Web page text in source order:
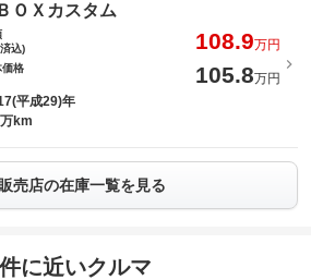
ＯＸカスタム
込)
108.9万円
価格
105.8万円
平成29)年
km
売店の在庫一覧を見る
に近いクルマ